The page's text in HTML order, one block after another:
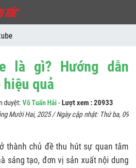
là gì? Hướng dẫn
hiệu quả
duyệt: Võ Tuấn Hải -Lượt xem : 20933
Mười Hai, 2025/ Ngày cập nhật: Thứ ba, 09
thành chủ đề thu hút sự quan tâm
sáng tạo, đơn vị sản xuất nội dung